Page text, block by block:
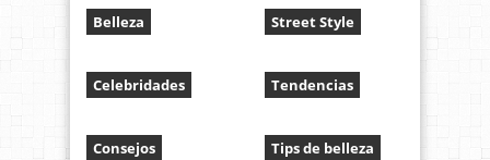
Belleza
Celebridades
Consejos
Street Style
Tendencias
Tips de belleza